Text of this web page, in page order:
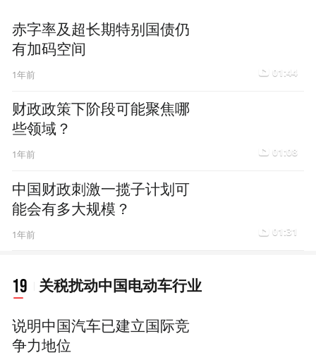
赤字率及超长期特别国债仍
有加码空间
1年前 01:44
财政政策下阶段可能聚焦哪
些领域？
1年前 01:08
中国财政刺激一揽子计划可
能会有多大规模？
1年前 01:31
19 关税扰动中国电动车行业
说明中国汽车已建立国际竞
争力地位